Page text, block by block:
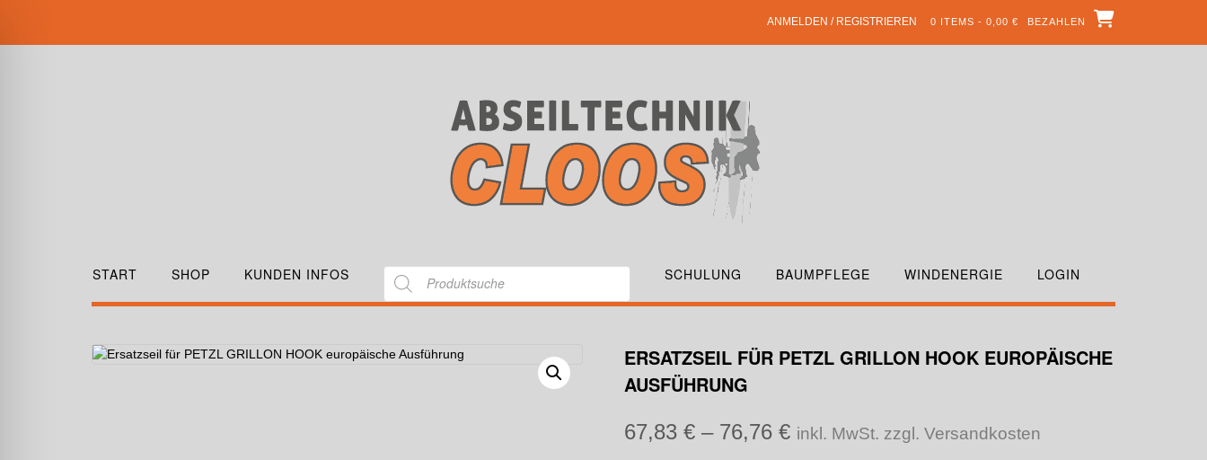
ANMELDEN / REGISTRIEREN 0 ITEMS - 0,00 € BEZAHLEN
START SHOP KUNDEN INFOS SCHULUNG BAUMPFLEGE WINDENERGIE LOGIN
ERSATZSEIL FÜR PETZL GRILLON HOOK EUROPÄISCHE
AUSFÜHRUNG
67,83 €– 76,76 € inkl. MwSt. zzgl. Versandkosten